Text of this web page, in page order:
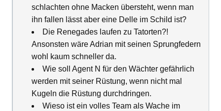
schlachten ohne Macken übersteht, wenn man
ihn fallen lässt aber eine Delle im Schild ist?
Die Renegades laufen zu Tatorten?!
Ansonsten wäre Adrian mit seinen Sprungfedern
wohl kaum schneller da.
Wie soll Agent N für den Wächter gefährlich
werden mit seiner Rüstung, wenn nicht mal
Kugeln die Rüstung durchdringen.
Wieso ist ein volles Team als Wache im